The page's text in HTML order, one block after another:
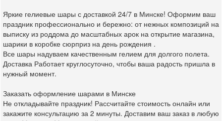
Яркие гелиевые шары с доставкой 24/7 в Минске! Оформим ваш
праздник профессионально и бережно: от нежных композиций на
выписку из роддома до масштабных арок на открытие магазина,
шарики в коробке сюрприз на день рождения .
Все шары надуваем качественным гелием для долгого полета.
Доставка Работает круглосуточно, чтобы ваша радость пришла в
нужный момент.
Заказать оформление шарами в Минске
Не откладывайте праздник! Рассчитайте стоимость онлайн или
закажите консультацию за 2 минуты. Доставим ваш заказ в любую